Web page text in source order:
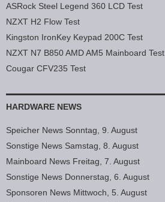
ASRock Steel Legend 360 LCD Test
NZXT H2 Flow Test
Kingston IronKey Keypad 200C Test
NZXT N7 B850 AMD AM5 Mainboard Test
Cougar CFV235 Test
HARDWARE NEWS
Speicher News Sonntag, 9. August
Sonstige News Samstag, 8. August
Mainboard News Freitag, 7. August
Sonstige News Donnerstag, 6. August
Sponsoren News Mittwoch, 5. August